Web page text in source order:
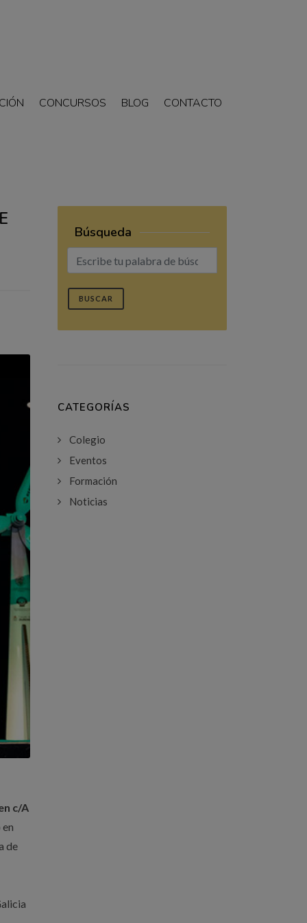
CONCURSOS BLOG CONTACTO
c/A
de
Búsqueda
BUSCAR
CATEGORÍAS
Colegio
Eventos
Formación
Noticias